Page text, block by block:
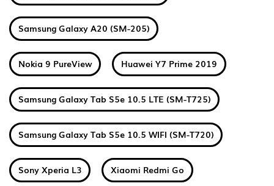
Samsung Galaxy A20 (SM-205)
Nokia 9 PureView Huawei Y7 Prime 2019
Samsung Galaxy Tab S5e 10.5 LTE (SM-T725)
Samsung Galaxy Tab S5e 10.5 WIFI (SM-T720)
Sony Xperia L3 Xiaomi Redmi Go